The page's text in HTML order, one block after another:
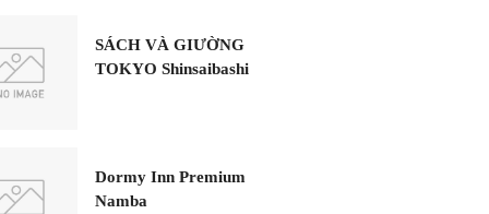
SÁCH VÀ GIƯỜNG
TOKYO Shinsaibashi
Dormy Inn Premium
Namba